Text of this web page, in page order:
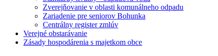
Zverejňovanie v oblasti komunálneho odpadu
Zariadenie pre seniorov Bohunka
Centrálny register zmlúv
Verejné obstarávanie
Zásady hospodárenia s majetkom obce